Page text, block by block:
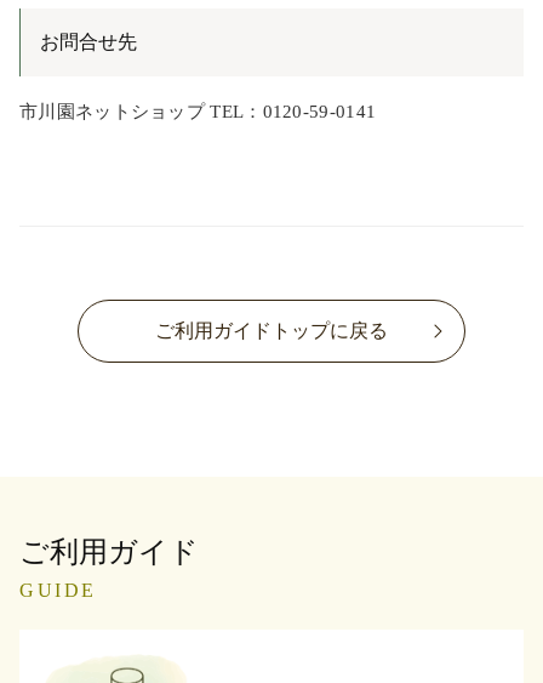
お問合せ先
市川園ネットショップ TEL：0120-59-0141
ご利用ガイドトップに戻る
ご利用ガイド
GUIDE